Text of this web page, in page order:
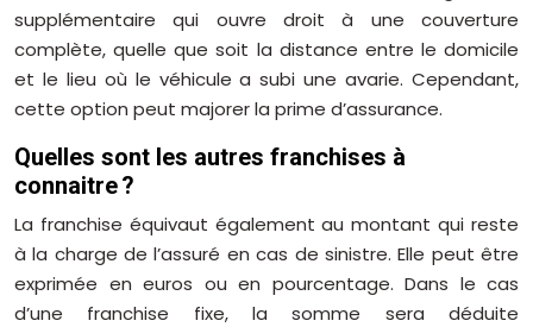
supplémentaire qui ouvre droit à une couverture
complète, quelle que soit la distance entre le domicile
et le lieu où le véhicule a subi une avarie. Cependant,
cette option peut majorer la prime d’assurance.
Quelles sont les autres franchises à
connaitre ?
La franchise équivaut également au montant qui reste
à la charge de l’assuré en cas de sinistre. Elle peut être
exprimée en euros ou en pourcentage. Dans le cas
d’une franchise fixe, la somme sera déduite